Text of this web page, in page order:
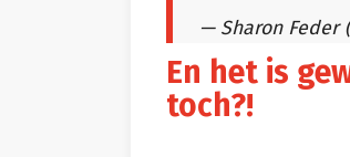
— Sharon Feder
En het is
toch?!